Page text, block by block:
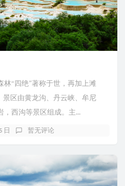
“四绝”著称于世，再加上滩
景区由黄龙沟、丹云峡、牟尼
，西沟等景区组成。主...
日 暂无评论